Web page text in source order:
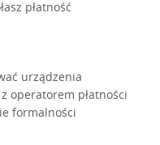
płatność
urządzenia
operatorem płatności
formalności